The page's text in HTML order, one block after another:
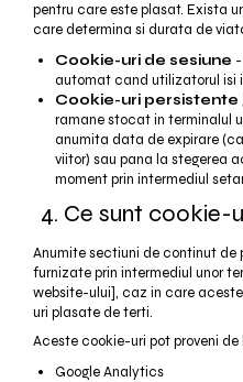
pentru care este plasat. Exista
care determina si durata de
Cookie-uri de sesiune
automat cand utilizatorul isi
Cookie-uri persistente
ramane stocat in terminalul
anumita data de expirare
viitor) sau pana la stegerea
moment prin intermediul
4. Ce sunt cookie-
Anumite sectiuni de continut de
furnizate prin intermediul unor
website-ului], caz in care
uri plasate de terti.
Aceste cookie-uri pot proveni
Google Analytics